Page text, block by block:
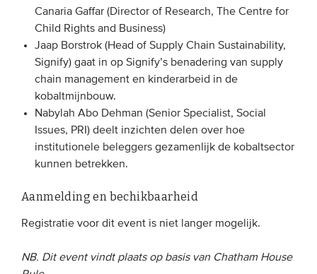
Vereniging
Onze leden
Team
Partners & netwerken
Canaria Gaffar (Director of Research, The Centre for
Child Rights and Business)
Jaap Borstrok (Head of Supply Chain Sustainability,
Signify) gaat in op Signify’s benadering van supply
chain management en kinderarbeid in de
kobaltmijnbouw.
Nabylah Abo Dehman (Senior Specialist, Social
Issues, PRI)deelt inzichten delen over hoe
institutionele beleggers gezamenlijk de kobaltsector
kunnen betrekken.
Aanmelding en bechikbaarheid
Registratie voor dit event is niet langer mogelijk.
NB. Dit event vindt plaats op basis van Chatham House